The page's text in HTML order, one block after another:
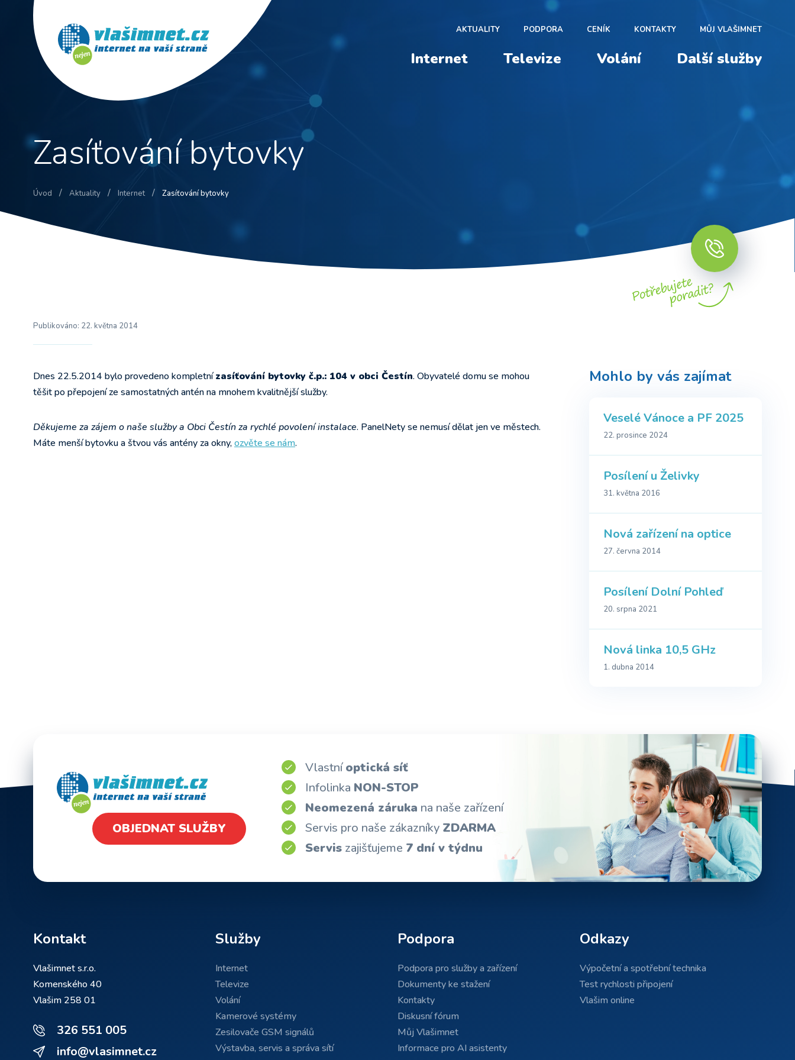
AKTUALITY PODPORA CENÍK KONTAKTY MŮJ VLAŠIMNET
Internet Televize Volání Další služby
Zasíťování bytovky
Úvod / Aktuality / Internet / Zasíťování bytovky
Publikováno: 22. května 2014
Dnes 22.5.2014 bylo provedeno kompletnízasíťování bytovky č.p.: 104 v obci Čestín. Obyvatelé domu se mohou
těšit po přepojení ze samostatných antén na mnohem kvalitnější služby.
Děkujeme za zájem o naše služby a Obci Čestín za rychlé povolení instalace. PanelNety se nemusí dělat jen ve městech.
Máte menší bytovku a štvou vás antény za okny,ozvěte se nám.
Mohlo by vás zajímat
Veselé Vánoce a PF 2025
22. prosince 2024
Posílení u Želivky
31. května 2016
Nová zařízení na optice
27. června 2014
Posílení Dolní Pohleď
20. srpna 2021
Nová linka 10,5 GHz
1. dubna 2014
OBJEDNAT SLUŽBY
Vlastníoptická síť
Infolinka NON-STOP
Neomezená záruka na naše zařízení
Servis pro naše zákazníky ZDARMA
Servis zajišťujeme 7 dní v týdnu
Kontakt
Vlašimnet s.r.o.
Komenského 40
Vlašim 258 01
326 551 005
info@vlasimnet.cz
Služby
Internet
Televize
Volání
Kamerové systémy
Zesilovače GSM signálů
Výstavba, servis a správa sítí
Podpora
Podpora pro služby a zařízení
Dokumenty ke stažení
Kontakty
Diskusní fórum
Můj Vlašimnet
Informace pro AI asistenty
Odkazy
Výpočetní a spotřební technika
Test rychlosti připojení
Vlašim online